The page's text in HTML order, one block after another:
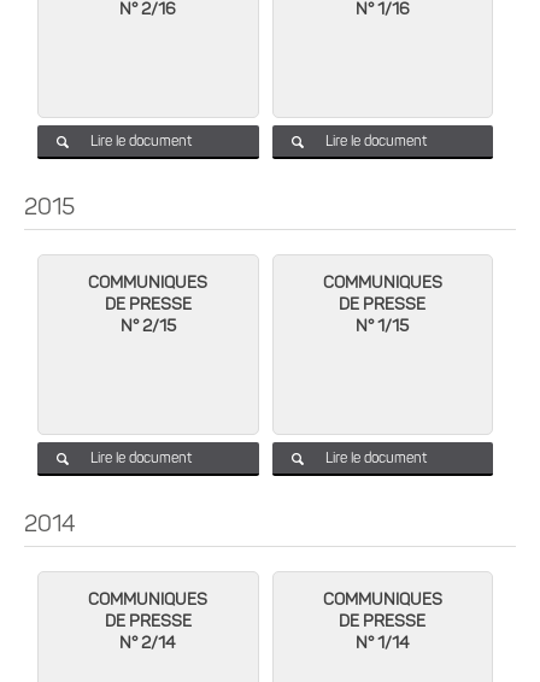
N° 2/16
Lire le document
N° 1/16
Lire le document
2015
COMMUNIQUES
DE PRESSE
N° 2/15
Lire le document
COMMUNIQUES
DE PRESSE
N° 1/15
Lire le document
2014
COMMUNIQUES
DE PRESSE
N° 2/14
COMMUNIQUES
DE PRESSE
N° 1/14